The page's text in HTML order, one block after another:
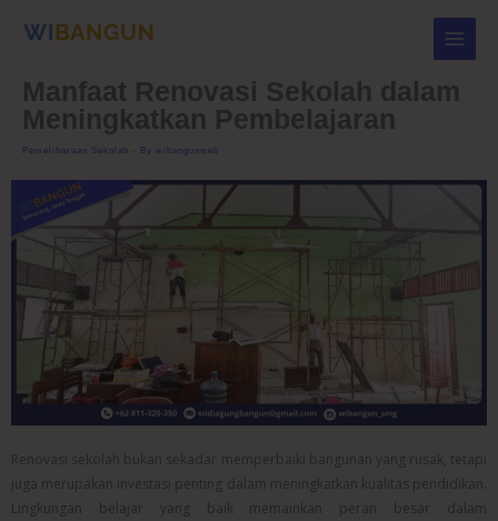
Manfaat Renovasi Sekolah dalam
Meningkatkan Pembelajaran
Pemeliharaan Sekolah - By wibangunweb
Renovasi sekolah bukan sekadar memperbaiki bangunan yang rusak, tetapi
juga merupakan investasi penting dalam meningkatkan kualitas pendidikan.
Lingkungan belajar yang baik memainkan peran besar dalam